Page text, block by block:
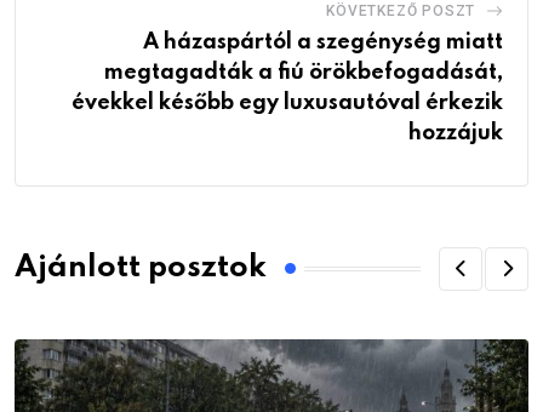
KÖVETKEZŐ POSZT
A házaspártól a szegénység miatt
megtagadták a fiú örökbefogadását,
évekkel később egy luxusautóval érkezik
hozzájuk
Ajánlott posztok